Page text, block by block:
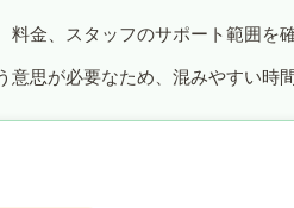
金、スタッフのサポート範囲を
意思が必要なため、混みやすい時